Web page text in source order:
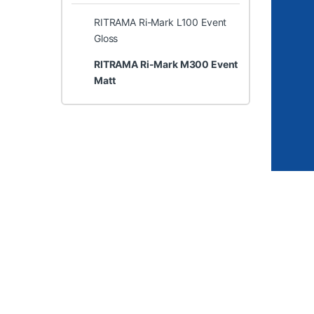
RITRAMA Ri-Mark L100 Event
Gloss
RITRAMA Ri-Mark M300 Event
Matt